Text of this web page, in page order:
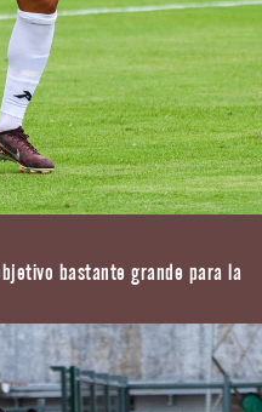
bastante grande para la